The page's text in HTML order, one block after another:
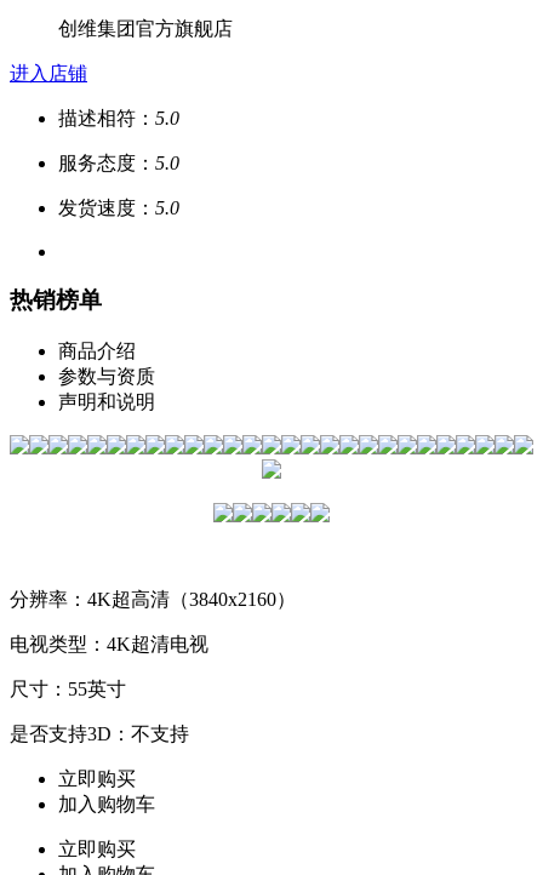
创维集团官方旗舰店
进入店铺
描述相符： 5.0
服务态度： 5.0
发货速度： 5.0
热销榜单
商品介绍
参数与资质
声明和说明
分辨率：4K超高清（3840x2160）
电视类型：4K超清电视
尺寸：55英寸
是否支持3D：不支持
立即购买
加入购物车
立即购买